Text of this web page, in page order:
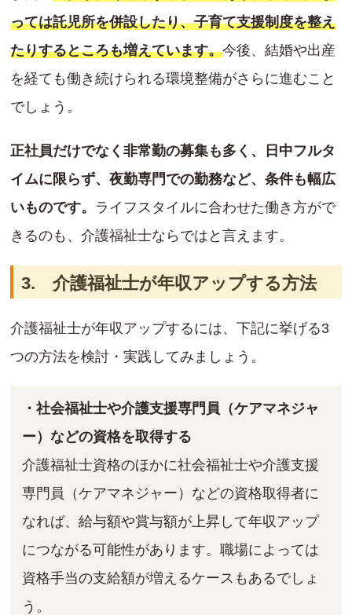
っては託児所を併設したり、子育て支援制度を整え
たりするところも増えています。今後、結婚や出産
を経ても働き続けられる環境整備がさらに進むこと
でしょう。
正社員だけでなく非常勤の募集も多く、日中フルタ
イムに限らず、夜勤専門での勤務など、条件も幅広
いものです。 ライフスタイルに合わせた働き方がで
きるのも、介護福祉士ならではと言えます。
3. 介護福祉士が年収アップする方法
介護福祉士が年収アップするには、下記に挙げる3
つの方法を検討・実践してみましょう。
・社会福祉士や介護支援専門員（ケアマネジャ
ー）などの資格を取得する
介護福祉士資格のほかに社会福祉士や介護支援
専門員（ケアマネジャー）などの資格取得者に
なれば、給与額や賞与額が上昇して年収アップ
につながる可能性があります。職場によっては
資格手当の支給額が増えるケースもあるでしょ
う。